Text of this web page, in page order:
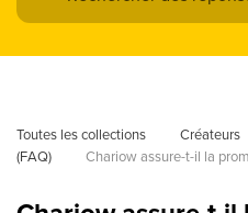
Toutes les collections Créateurs
(FAQ)
Chariow assure-t-il la